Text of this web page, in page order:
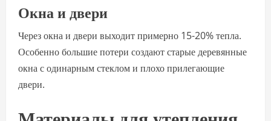
Окна и двери
Через окна и двери выходит примерно 15-20% тепла.
Особенно большие потери создают старые деревянные
окна с одинарным стеклом и плохо прилегающие
двери.